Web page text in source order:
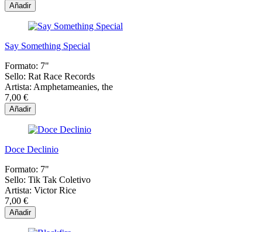
Añadir
Say Something Special
Formato: 7"
Sello: Rat Race Records
Artista: Amphetameanies, the
7,00 €
Añadir
Doce Declinio
Formato: 7"
Sello: Tik Tak Coletivo
Artista: Victor Rice
7,00 €
Añadir